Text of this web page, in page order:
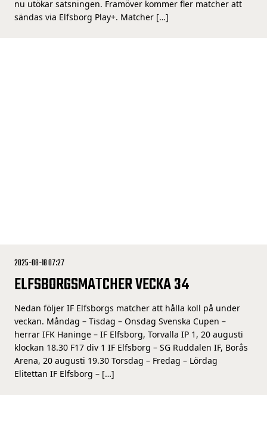
nu utökar satsningen. Framöver kommer fler matcher att
sändas via Elfsborg Play+. Matcher […]
2025-08-18 07:27
ELFSBORGSMATCHER VECKA 34
Nedan följer IF Elfsborgs matcher att hålla koll på under
veckan. Måndag – Tisdag – Onsdag Svenska Cupen –
herrar IFK Haninge – IF Elfsborg, Torvalla IP 1, 20 augusti
klockan 18.30 F17 div 1 IF Elfsborg – SG Ruddalen IF, Borås
Arena, 20 augusti 19.30 Torsdag – Fredag – Lördag
Elitettan IF Elfsborg – […]